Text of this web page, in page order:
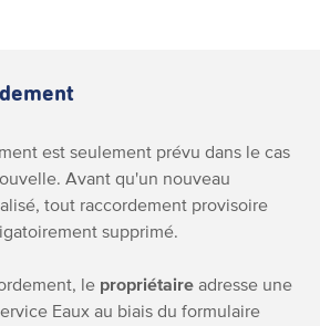
est seulement prévu dans le cas
Avant qu'un nouveau
tout raccordement provisoire
supprimé.
le propriétaire adresse une
Eaux au biais du formulaire